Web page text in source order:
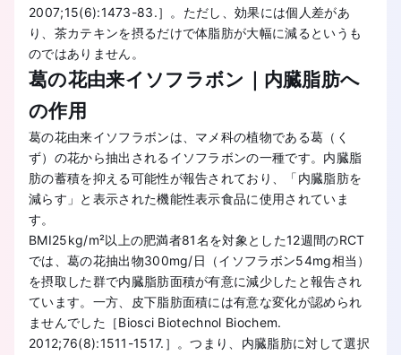
2007;15(6):1473-83.］。ただし、効果には個人差があ
り、茶カテキンを摂るだけで体脂肪が大幅に減るというも
のではありません。
葛の花由来イソフラボン｜内臓脂肪へ
の作用
葛の花由来イソフラボンは、マメ科の植物である葛（く
ず）の花から抽出されるイソフラボンの一種です。内臓脂
肪の蓄積を抑える可能性が報告されており、「内臓脂肪を
減らす」と表示された機能性表示食品に使用されていま
す。
BMI25kg/m²以上の肥満者81名を対象とした12週間のRCT
では、葛の花抽出物300mg/日（イソフラボン54mg相当）
を摂取した群で内臓脂肪面積が有意に減少したと報告され
ています。一方、皮下脂肪面積には有意な変化が認められ
ませんでした［Biosci Biotechnol Biochem.
2012;76(8):1511-1517.］。つまり、内臓脂肪に対して選択